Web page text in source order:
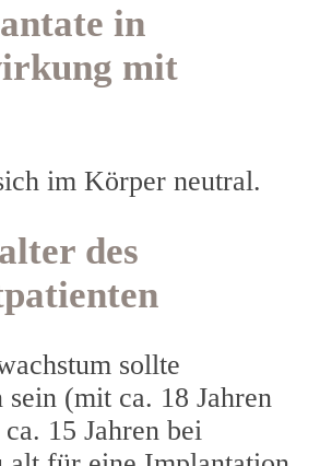
in
mit
im Körper neutral.
des
sollte
sein (mit ca. 18 Jahren
15 Jahren bei